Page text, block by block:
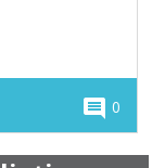
comment 0